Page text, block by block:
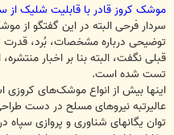
موشک کروز قادر با قابلیت شلیک از
سردار فرحی البته در این گفتگو از
توضیحی درباره مشخصات، بُرد،
قبلی نگفت، البته بنا بر اخبار
تست شده است.
اینها بیش از انواع موشک‌های کروزی
عالیرتبه نیروهای مسلح در دست
توان یگانهای شناوری و پروازی